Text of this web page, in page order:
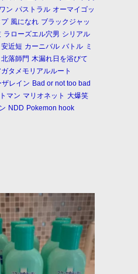
ン パストラル オーマイゴッ
プ 風になれ ブラックジャッ
ラローズエル穴男 シリアル
安近短 カーニバル バトル ミ
北落師門 木漏れ日を浴びて
ガタメモリアルルート
ザレイン Bad or not too bad
マン マリオネット 大爆笑
NDD Pokemon hook